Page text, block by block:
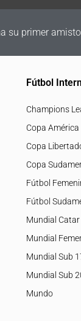
su primer
Fútbol
Champions
Copa América
Copa
Copa
Fútbol
Fútbol
Mundial
Mundial
Mundial Sub
Mundial Sub
Mundo